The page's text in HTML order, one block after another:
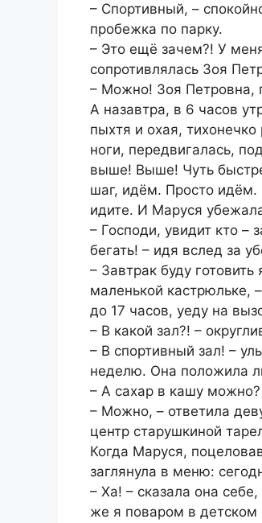
– Спортивный, –
пробежка по парку.
– Это ещё зачем?! У
сопротивлялась Зоя
– Можно! Зоя Петровна,
А назавтра, в 6 часов
пыхтя и охая,
ноги, передвигалась,
выше! Выше! Чуть
шаг, идём. Просто идём.
идите. И Маруся
– Господи, увидит кто –
бегать! – идя вслед за
– Завтрак буду
маленькой кастрюльке,
до 17 часов, уеду на
– В какой зал?! –
– В спортивный зал! –
неделю. Она положила
– А сахар в кашу
– Можно, – ответила
центр старушкиной
Когда Маруся,
заглянула в меню:
– Ха! – сказала она
же я поваром в детском